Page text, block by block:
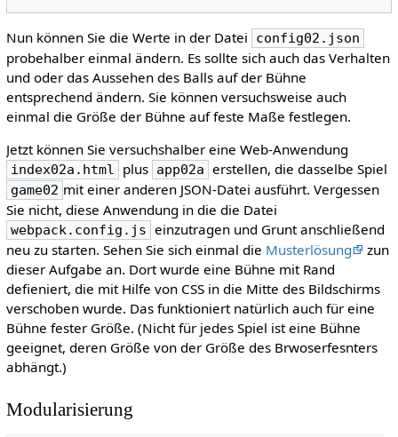
Nun können Sie die Werte in der Datei config02.json
probehalber einmal ändern. Es sollte sich auch das Verhalten
und oder das Aussehen des Balls auf der Bühne
entsprechend ändern. Sie können versuchsweise auch
einmal die Größe der Bühne auf feste Maße festlegen.
Jetzt können Sie versuchshalber eine Web-Anwendung
index02a.html plus app02a erstellen, die dasselbe Spiel
game02 mit einer anderen JSON-Datei ausführt. Vergessen
Sie nicht, diese Anwendung in die die Datei
webpack.config.js einzutragen und Grunt anschließend
neu zu starten. Sehen Sie sich einmal die Musterlösung
zun
dieser Aufgabe an. Dort wurde eine Bühne mit Rand
defieniert, die mit Hilfe von CSS in die Mitte des Bildschirms
verschoben wurde. Das funktioniert natürlich auch für eine
Bühne fester Größe. (Nicht für jedes Spiel ist eine Bühne
geeignet, deren Größe von der Größe des Brwoserfesnters
abhängt.)
Modularisierung